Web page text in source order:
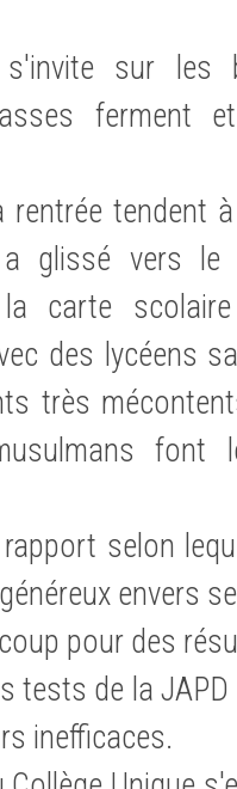
sur les
ferment
tendent à
glissé vers le
carte
des lycéens
très
selon
envers
pour des
tests de la
inefficaces.